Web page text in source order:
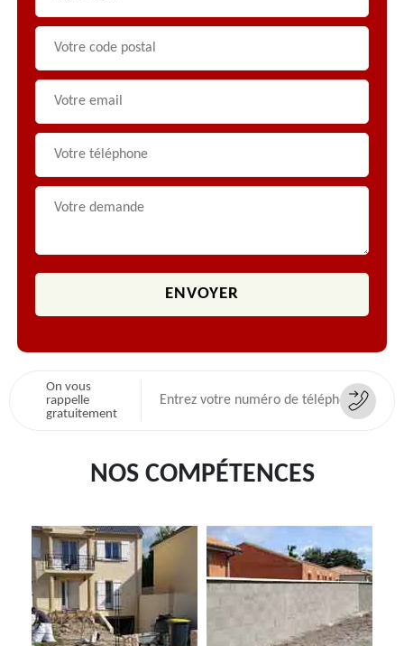
On vous
rappelle
gratuitement
NOS COMPÉTENCES